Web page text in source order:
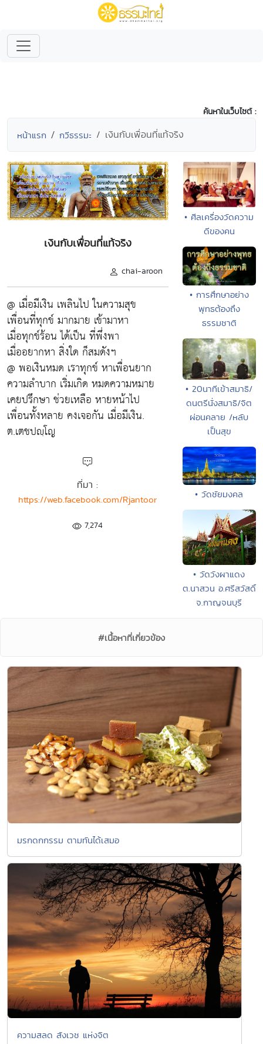
ค้นหาในเว็บไซต์ :
หน้าแรก กวีธรรมะ เงินกับเพื่อนที่แท้จริง
เงินกับเพื่อนที่แท้จริง
chai-aroon
@ เมื่อมีเงิน เพลินไป ในความสุข
เพื่อนที่ทุกข์ มากมาย เข้ามาหา
เมื่อทุกข์ร้อน ได้เป็น ที่พึ่งพา
เมื่ออยากหา สิ่งใด ก็สมดังฯ
@ พอเงินหมด เราทุกข์ หาเพื่อนยาก
ความลำบาก เริ่มเกิด หมดความหมาย
เคยปรึกษา ช่วยเหลือ หายหน้าไป
เพื่อนทั้งหลาย คงเจอกัน เมื่อมีเงิน.
ต.เตชปญฺโญ
ที่มา :
https://web.facebook.com/Rjantoor
7,274
• ศีลเครื่องวัดความ
ดีของคน
• การศึกษาอย่าง
พุทธต้องถึง
ธรรมชาติ
• 20นาทีเข้าสมาธิ/
ดนตรีนั่งสมาธิ/จิต
ผ่อนคลาย /หลับ
เป็นสุข
• วัดชัยมงคล
• วัดวังผาแดง
ต.นาสวน อ.ศรีสวัสดิ์
จ.กาญจนบุรี
#เนื้อหาที่เกี่ยวข้อง
มรกดกกรรม ตามทันได้เสมอ
ความสลด สังเวช แห่งจิต